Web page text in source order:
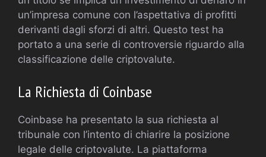
un’impresa comune con l’aspettativa di profitti
derivanti dagli sforzi di altri. Questo test ha
portato a una serie di controversie riguardo alla
classificazione delle criptovalute.
La Richiesta di Coinbase
Coinbase ha presentato la sua richiesta al
tribunale con l’intento di chiarire la posizione
legale delle criptovalute. La piattaforma